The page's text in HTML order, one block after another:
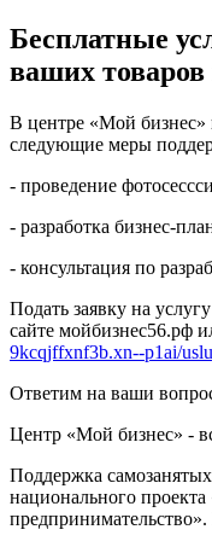
Бесплатные
ваших товаров
В центре «Мой бизнес»
следующие меры
- проведение
- разработка бизнес-
- консультация по
Подать заявку на
сайте мойбизнес56.рф
9kcqjffxnf3b.xn--p1ai/
Ответим на ваши
Центр «Мой бизнес» -
Поддержка
национального